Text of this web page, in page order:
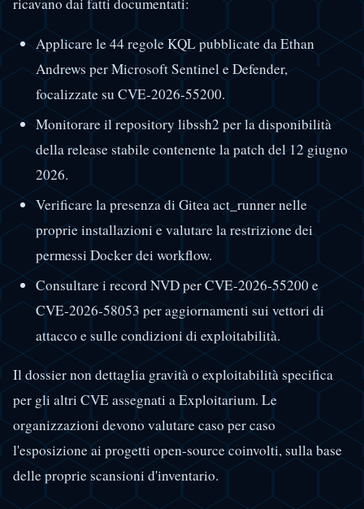
ricavano dai fatti documentati:
Applicare le 44 regole KQL pubblicate da Ethan
Andrews per Microsoft Sentinel e Defender,
focalizzate su CVE-2026-55200.
Monitorare il repository libssh2 per la disponibilità
della release stabile contenente la patch del 12 giugno
2026.
Verificare la presenza di Gitea act_runner nelle
proprie installazioni e valutare la restrizione dei
permessi Docker dei workflow.
Consultare i record NVD per CVE-2026-55200 e
CVE-2026-58053 per aggiornamenti sui vettori di
attacco e sulle condizioni di exploitabilità.
Il dossier non dettaglia gravità o exploitabilità specifica
per gli altri CVE assegnati a Exploitarium. Le
organizzazioni devono valutare caso per caso
l'esposizione ai progetti open-source coinvolti, sulla base
delle proprie scansioni d'inventario.